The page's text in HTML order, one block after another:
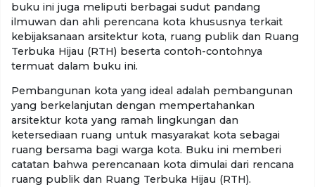
buku ini juga meliputi berbagai sudut pandang
ilmuwan dan ahli perencana kota khususnya terkait
kebijaksanaan arsitektur kota, ruang publik dan Ruang
Terbuka Hijau (RTH) beserta contoh-contohnya
termuat dalam buku ini.
Pembangunan kota yang ideal adalah pembangunan
yang berkelanjutan dengan mempertahankan
arsitektur kota yang ramah lingkungan dan
ketersediaan ruang untuk masyarakat kota sebagai
ruang bersama bagi warga kota. Buku ini memberi
catatan bahwa perencanaan kota dimulai dari rencana
ruang publik dan Ruang Terbuka Hijau (RTH).